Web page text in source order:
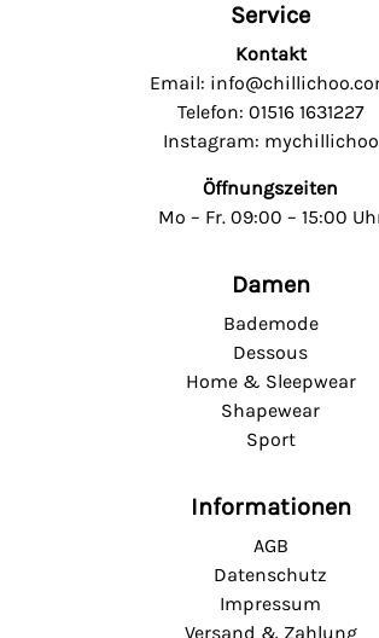
Service
Kontakt
Email:
Telefon: 01516 1631227
Instagram: mychillichoo
Öffnungszeiten
Mo – Fr. 09:00 – 15:00
Damen
Bademode
Dessous
Home & Sleepwear
Shapewear
Sport
Informationen
AGB
Datenschutz
Impressum
Versand & Zahlung